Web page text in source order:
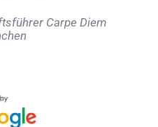
Carpe Diem